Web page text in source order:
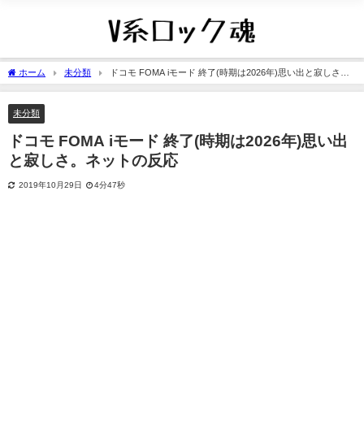
ホーム 未分類
ドコモ FOMA iモード 終了(時期は2026年)思い出と寂しさ。
ネットの反応
未分類
ドコモ FOMA iモード 終了(時期は2026年)思い出
と寂しさ。ネットの反応
2019年10月29日 4分47秒